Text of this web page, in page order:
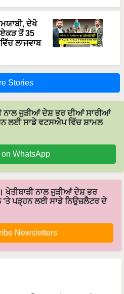
ਦੇਖੋ
ਤੋਂ 35
ਲਾਜਵਾਬ
Stories
ਨਾਲ ਜੁੜੀਆਂ ਦੇਸ਼ ਭਰ ਦੀਆਂ ਸਾਰੀਆਂ
ਲਈ ਸਾਡੇ ਵਟਸਐਪ ਵਿੱਚ ਸ਼ਾਮਲ
WhatsApp
ਖੇਤੀਬਾੜੀ ਨਾਲ ਜੁੜੀਆਂ ਦੇਸ਼ ਭਰ
'ਤੇ ਪੜ੍ਹਨ ਲਈ ਸਾਡੇ ਨਿਉਜ਼ਲੈਟਰ ਦੇ
Newsletters